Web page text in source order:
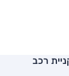
רכב